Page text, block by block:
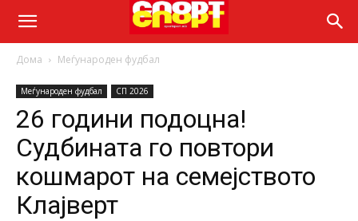
Дома Меѓународен фудбал
Меѓународен фудбал СП 2026
26 години подоцна!
Судбината го повтори
кошмарот на семејството
Клајверт